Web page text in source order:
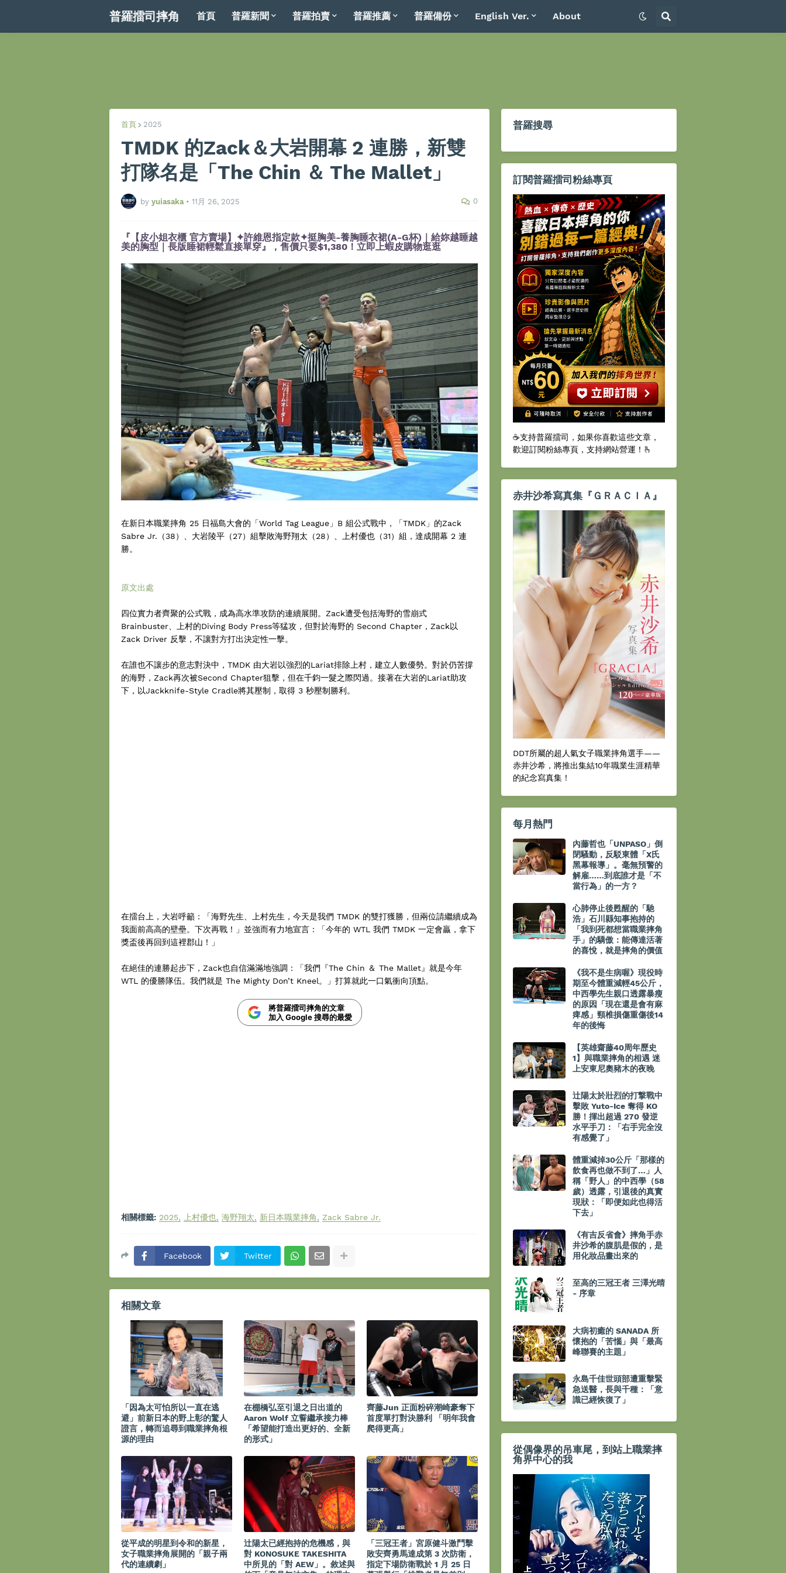
普羅擂司摔角 首頁 普羅新聞 普羅拍賣 普羅推薦 普羅備份 English Ver. About
首頁 2025
TMDK 的Zack＆大岩開幕 2 連勝，新雙
打隊名是「The Chin ＆ The Mallet」
by yuiasaka • 11月 26, 2025 0
『【皮小姐衣櫃 官方賣場】✦許維恩指定款✦挺胸美-養胸睡衣裙(A-G杯)｜給妳越睡越
美的胸型｜長版睡裙輕鬆直接單穿』，售價只要$1,380！立即上蝦皮購物逛逛
在新日本職業摔角 25 日福島大會的「World Tag League」B 組公式戰中，「TMDK」的Zack
Sabre Jr.（38）、大岩陵平（27）組擊敗海野翔太（28）、上村優也（31）組，達成開幕 2 連
勝。
原文出處
四位實力者齊聚的公式戰，成為高水準攻防的連續展開。Zack遭受包括海野的雪崩式
Brainbuster、上村的Diving Body Press等猛攻，但對於海野的 Second Chapter，Zack以
Zack Driver 反擊，不讓對方打出決定性一擊。
在誰也不讓步的意志對決中，TMDK 由大岩以強烈的Lariat排除上村，建立人數優勢。對於仍苦撐
的海野，Zack再次被Second Chapter狙擊，但在千鈞一髮之際閃過。接著在大岩的Lariat助攻
下，以Jackknife-Style Cradle將其壓制，取得 3 秒壓制勝利。
在擂台上，大岩呼籲：「海野先生、上村先生，今天是我們 TMDK 的雙打獲勝，但兩位請繼續成為
我面前高高的壁壘。下次再戰！」並強而有力地宣言：「今年的 WTL 我們 TMDK 一定會贏，拿下
獎盃後再回到這裡郡山！」
在絕佳的連勝起步下，Zack也自信滿滿地強調：「我們『The Chin ＆ The Mallet』就是今年
WTL 的優勝隊伍。我們就是 The Mighty Don’t Kneel。」打算就此一口氣衝向頂點。
將普羅擂司摔角的文章
加入 Google 搜尋的最愛
相關標籤: 2025 上村優也 海野翔太 新日本職業摔角 Zack Sabre Jr.
Facebook Twitter
相關文章
「因為太可怕所以一直在逃
避」前新日本的野上彰的驚人
證言，轉而追尋到職業摔角根
源的理由
在棚橋弘至引退之日出道的
Aaron Wolf 立誓繼承接力棒
「希望能打造出更好的、全新
的形式」
齊藤Jun 正面粉碎潮崎豪奪下
首度單打對決勝利 「明年我會
爬得更高」
從平成的明星到令和的新星，
女子職業摔角展開的「親子兩
代的連續劇」
辻陽太已經抱持的危機感，與
對 KONOSUKE TAKESHITA
中所見的「對 AEW」。敘述與
「三冠王者」宮原健斗激鬥擊
敗安齊勇馬達成第 3 次防衛，
指定下場防衛戰於 1 月 25 日
普羅搜尋
訂閱普羅擂司粉絲專頁
☕️支持普羅擂司，如果你喜歡這些文章，
歡迎訂閱粉絲專頁，支持網站營運！🫰
赤井沙希寫真集『ＧＲＡＣＩＡ』
DDT所屬的超人氣女子職業摔角選手——
赤井沙希，將推出集結10年職業生涯精華
的紀念寫真集！
每月熱門
內藤哲也「UNPASO」倒
閉騷動，反駁東體「X氏
黑幕報導」。毫無預警的
解雇……到底誰才是「不
當行為」的一方？
心肺停止後甦醒的「馳
浩」石川縣知事抱持的
「我到死都想當職業摔角
手」的驕傲：能傳達活著
的喜悅，就是摔角的價值
《我不是生病喔》現役時
期至今體重減輕45公斤，
中西學先生親口透露暴瘦
的原因「現在還是會有麻
痺感」頸椎損傷重傷後14
年的後悔
【英雄齋藤40周年歷史
1】與職業摔角的相遇 迷
上安東尼奧豬木的夜晚
辻陽太於壯烈的打撃戰中
擊敗 Yuto-Ice 奪得 KO
勝！揮出超過 270 發逆
水平手刀：「右手完全沒
有感覺了」
體重減掉30公斤「那樣的
飲食再也做不到了…」人
稱「野人」的中西學（58
歲）透露，引退後的真實
現狀：「即便如此也得活
下去」
《有吉反省會》摔角手赤
井沙希的腹肌是假的，是
用化妝品畫出來的
至高的三冠王者 三澤光晴
- 序章
大病初癒的 SANADA 所
懷抱的「苦惱」與「最高
峰聯賽的主題」
永島千佳世頭部遭重擊緊
急送醫，長與千種：「意
識已經恢復了」
從偶像界的吊車尾，到站上職業摔
角界中心的我